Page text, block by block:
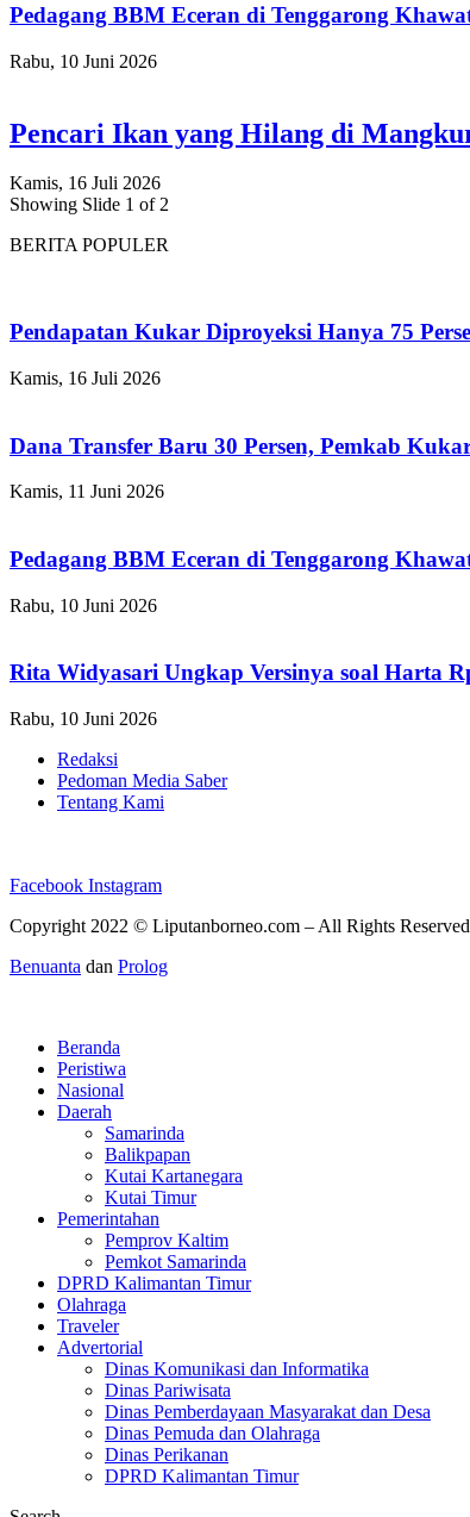
Pedagang BBM Eceran di Tenggarong
Rabu, 10 Juni 2026
Pencari Ikan yang Hilang di
Kamis, 16 Juli 2026
Showing Slide 1 of 2
BERITA POPULER
Pendapatan Kukar Diproyeksi Hanya 75
Kamis, 16 Juli 2026
Dana Transfer Baru 30 Persen, Pemkab
Kamis, 11 Juni 2026
Pedagang BBM Eceran di Tenggarong
Rabu, 10 Juni 2026
Rita Widyasari Ungkap Versinya soal Harta
Rabu, 10 Juni 2026
Redaksi
Pedoman Media Saber
Tentang Kami
Facebook Instagram
Copyright 2022 © Liputanborneo.com – All Rights
Benuanta dan Prolog
Beranda
Peristiwa
Nasional
Daerah
Samarinda
Balikpapan
Kutai Kartanegara
Kutai Timur
Pemerintahan
Pemprov Kaltim
Pemkot Samarinda
DPRD Kalimantan Timur
Olahraga
Traveler
Advertorial
Dinas Komunikasi dan Informatika
Dinas Pariwisata
Dinas Pemberdayaan Masyarakat dan Desa
Dinas Pemuda dan Olahraga
Dinas Perikanan
DPRD Kalimantan Timur